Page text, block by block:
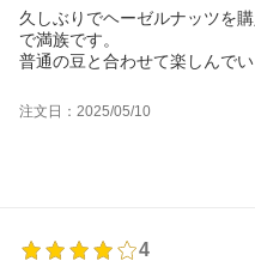
久しぶりでヘーゼルナッツを
で満族です。
普通の豆と合わせて楽しんでい
注文日：2025/05/10
4